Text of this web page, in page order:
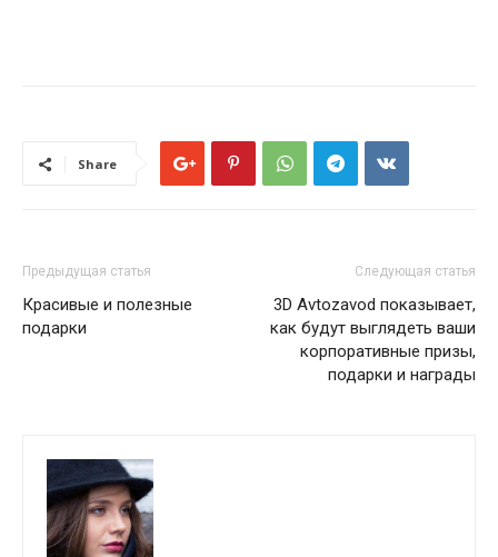
Share
Предыдущая статья
Красивые и полезные
подарки
Следующая статья
3D Avtozavod показывает,
как будут выглядеть ваши
корпоративные призы,
подарки и награды